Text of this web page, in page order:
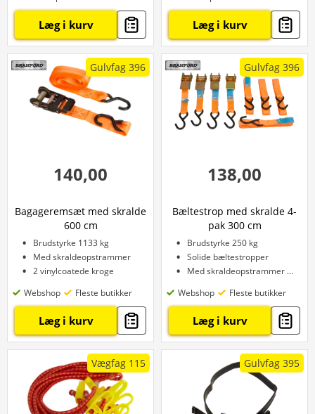
Læg i kurv Læg i kurv
Gulvfag 396
140,00
Bagageremsæt med skralde
600 cm
Brudstyrke 1133 kg
Med skraldeopstrammer
2 vinylcoatede kroge
Webshop
Fleste butikker
Læg i kurv
Gulvfag 396
138,00
Bæltestrop med skralde 4-
pak 300 cm
Brudstyrke 250 kg
Solide bæltestropper
Med skraldeopstrammer og kroge
Webshop
Fleste butikker
Læg i kurv
Vægfag 115 Gulvfag 395